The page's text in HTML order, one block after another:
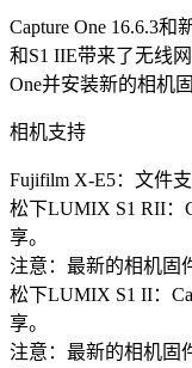
Capture One 16.6.3
和S1 IIE带来了无线
One并安装新的相机
相机支持
Fujifilm X-E5：文件支
松下LUMIX S1 RII：
享。
注意：最新的相机固
松下LUMIX S1 II：
享。
注意：最新的相机固